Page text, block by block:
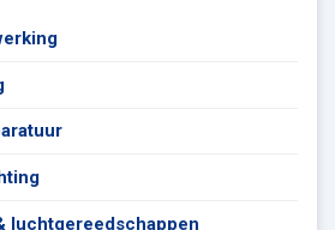
luchtgereedschappen